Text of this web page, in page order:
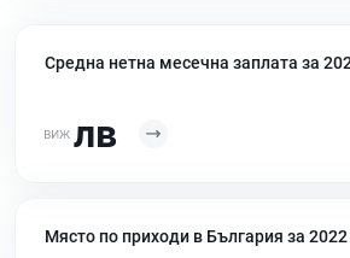
Средна нетна месечна заплата за
лв
Място по приходи в България за 2022